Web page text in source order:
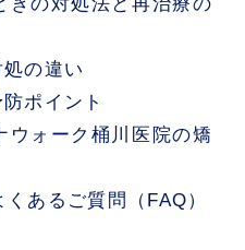
の違い
ポイント
ウォーク桶川医院の矯
あるご質問（FAQ）